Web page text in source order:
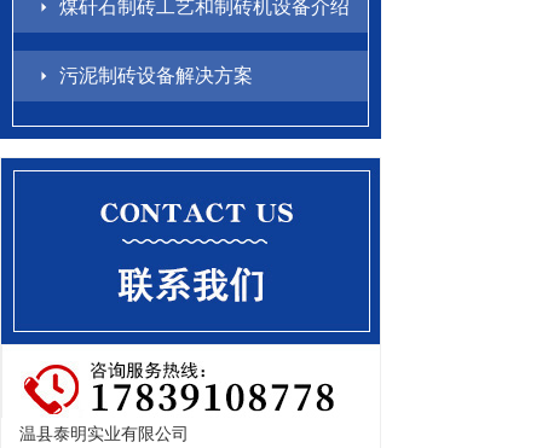
煤矸石制砖工艺和制砖机设备介绍
污泥制砖设备解决方案
温县泰明实业有限公司